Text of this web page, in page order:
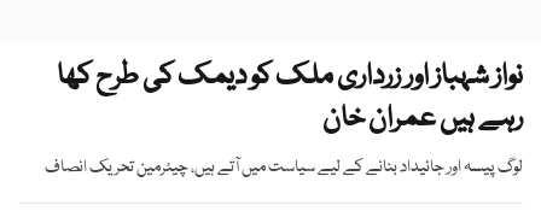
نواز شہباز اور زرداری ملک کو دیمک کی طرح کھا
رہے ہیں عمران خان
لوگ پیسہ اور جائیداد بنانے کے لیے سیاست میں آتے ہیں، چیئرمین تحریک انصاف